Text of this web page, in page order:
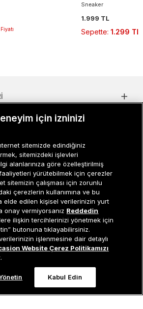
Tükendi
Sneaker
1.999 TL
Sepette: 1.299 TL
800 01 20
PERAKENDE markasıdır. © Eren Holding
için izninizi
sitemizde edindiğiniz
sitemizdeki işlevleri
alanlarınıza göre özelleştirilmiş
yürütebilmek için çerezler
sitemizin çalışması için zorunlu
çerezlerin kullanımına ve bu
elde edilen kişisel verilerinizin yurt
onay vermiyorsanız Reddedin
ilişkin tercihlerinizi yönetmek için
butonuna tıklayabilirsiniz.
işlenmesine dair detaylı
Website Çerez Politikamızı
Kabul Edin